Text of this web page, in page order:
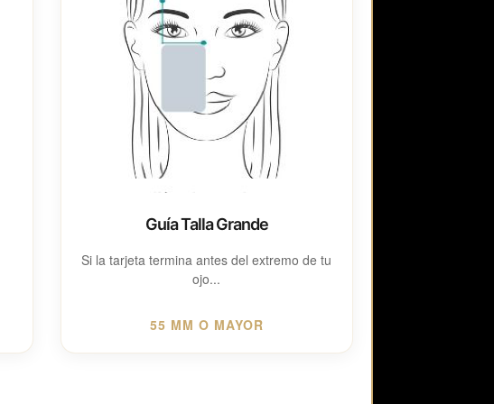
Guía Talla Grande
Si la tarjeta termina antes del extremo de tu
ojo...
55 MM O MAYOR